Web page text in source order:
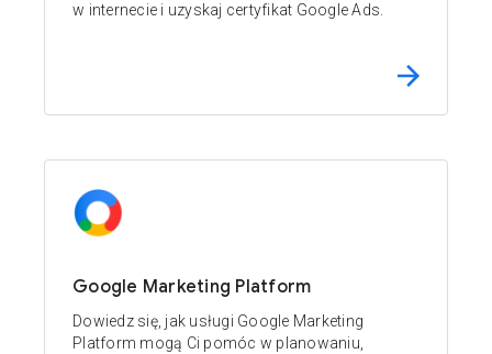
w internecie i uzyskaj certyfikat Google Ads.
Google Marketing Platform
Dowiedz się, jak usługi Google Marketing
Platform mogą Ci pomóc w planowaniu,